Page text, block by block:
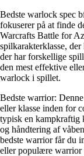
Bedste warlock spec
fokuserer på at finde
Warcrafts Battle for
spilkarakterklasse,
der har forskellige
den mest effektive
warlock i spillet.
Bedste warrior:
eller klasse inden for
typisk en kampkraftig
og håndtering af
bedste warrior får du
eller populære warrior